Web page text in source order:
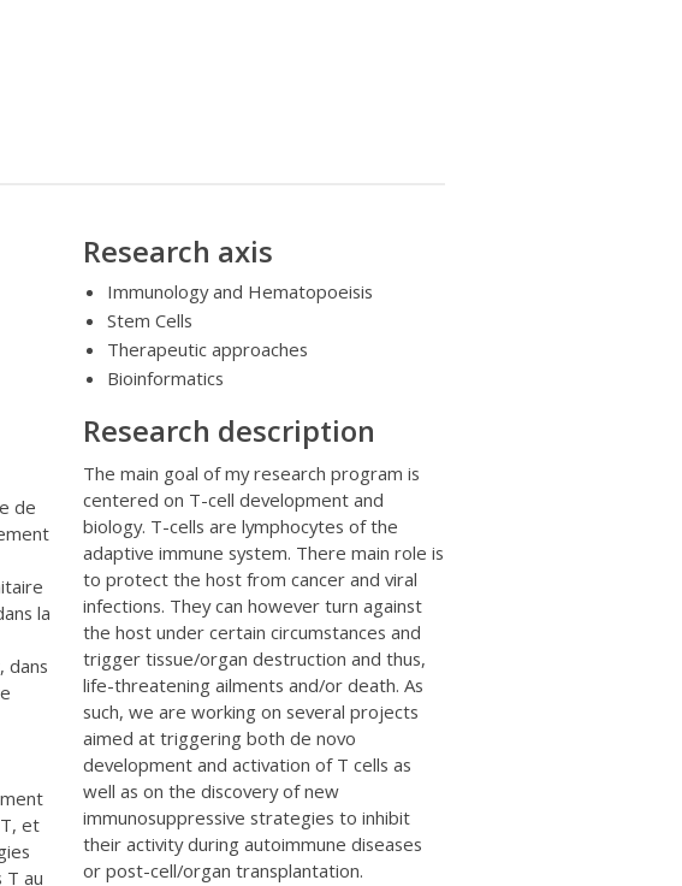
de
la
dans
et
T au
Research axis
Immunology and Hematopoeisis
Stem Cells
Therapeutic approaches
Bioinformatics
Research description
The main goal of my research program is
centered on T-cell development and
biology. T-cells are lymphocytes of the
adaptive immune system. There main role is
to protect the host from cancer and viral
infections. They can however turn against
the host under certain circumstances and
trigger tissue/organ destruction and thus,
life-threatening ailments and/or death. As
such, we are working on several projects
aimed at triggering bothde novo
development and activation of T cells as
well as on the discovery of new
immunosuppressive strategies to inhibit
their activity during autoimmune diseases
or post-cell/organ transplantation.